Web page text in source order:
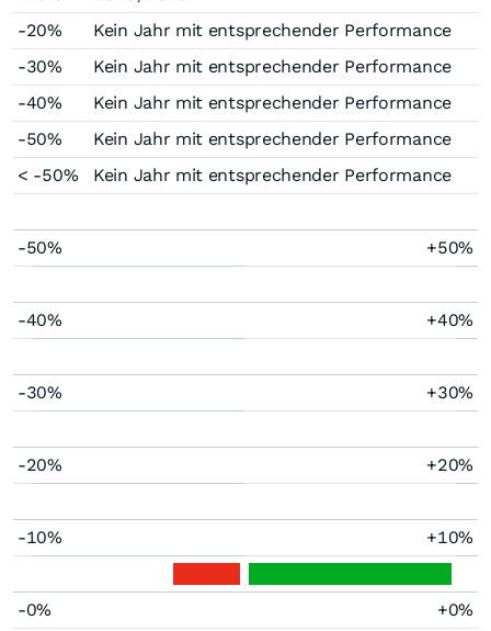
-20%
Kein Jahr mit entsprechender Performance
-30%
Kein Jahr mit entsprechender Performance
-40%
Kein Jahr mit entsprechender Performance
-50%
Kein Jahr mit entsprechender Performance
< -50%
Kein Jahr mit entsprechender Performance
-50% +50%
-40% +40%
-30% +30%
-20% +20%
-10% +10%
-0% +0%